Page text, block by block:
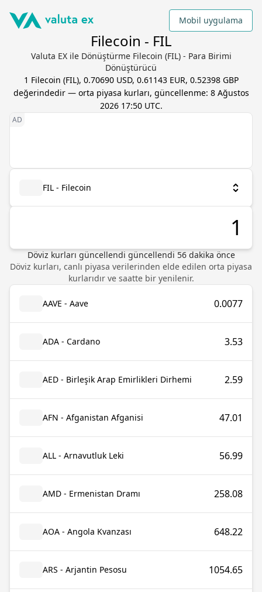
Mobil uygulama
Filecoin - FIL
Valuta EX ile Dönüştürme Filecoin (FIL) - Para Birimi
Dönüştürücü
1 Filecoin (FIL), 0.70690 USD, 0.61143 EUR, 0.52398 GBP
değerindedir — orta piyasa kurları, güncellenme: 8 Ağustos
2026 17:50 UTC.
FIL - Filecoin
Döviz kurları güncellendi güncellendi 56 dakika önce
Döviz kurları, canlı piyasa verilerinden elde edilen orta piyasa
kurlarıdır ve saatte bir yenilenir.
AAVE - Aave 0.0077
ADA - Cardano 3.53
AED - Birleşik Arap Emirlikleri Dirhemi 2.59
AFN - Afganistan Afganisi 47.01
ALL - Arnavutluk Leki 56.99
AMD - Ermenistan Dramı 258.08
AOA - Angola Kvanzası 648.22
ARS - Arjantin Pesosu 1054.65